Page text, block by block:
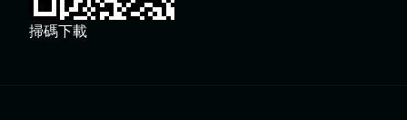
掃碼下載